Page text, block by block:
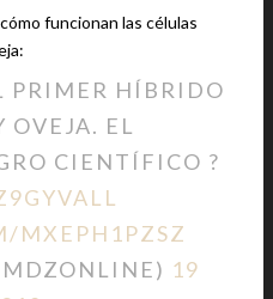
funcionan las células
PRIMER HÍBRIDO
OVEJA. EL
CIENTÍFICO ?
MXEPH1PZSZ
19